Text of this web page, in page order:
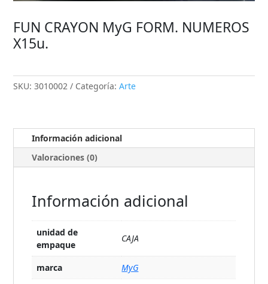
FUN CRAYON MyG FORM. NUMEROS
X15u.
SKU:3010002 Categoría:Arte
Información adicional
Valoraciones (0)
Información adicional
unidad de
empaque
CAJA
marca MyG